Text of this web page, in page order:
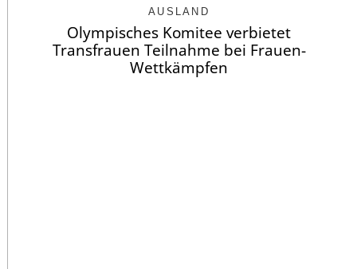
AUSLAND
Olympisches Komitee verbietet
Transfrauen Teilnahme bei Frauen-
Wettkämpfen